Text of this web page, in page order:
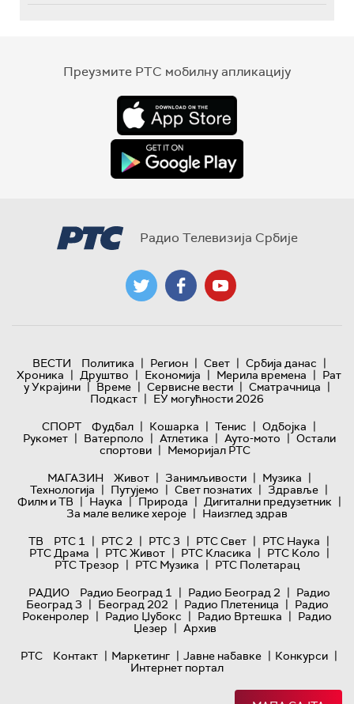
Преузмите РТС мобилну апликацију
Радио Телевизија Србије
ВЕСТИ Политика | Регион | Свет | Србија данас |
Хроника | Друштво | Економија | Мерила времена | Рат
у Украјини | Време | Сервисне вести | Сматрачница |
Подкаст | ЕУ могућности 2026
СПОРТ
Фудбал | Кошарка | Тенис | Одбојка |
Рукомет | Ватерполо | Атлетика | Ауто-мото | Остали
спортови | Меморијал РТС
МАГАЗИН
Живот | Занимљивости | Музика |
Технологијa | Путујемо | Свет познатих | Здравље |
Филм и ТВ | Наука | Природа | Дигитални предузетник |
За мале велике хероје | Наизглед здрав
ТВ
РТС 1 | РТС 2 | РТС 3 | РТС Свет | РТС Наука |
РТС Драма | РТС Живот | РТС Класика | РТС Коло |
РТС Трезор | РТС Музика | РТС Полетарац
РАДИО
Радио Београд 1 | Радио Београд 2 | Радио
Београд 3 | Београд 202 | Радио Плетеница | Радио
Рокенролер | Радио Џубокс | Радио Вртешка | Радио
Џезер | Архив
РТС
Контакт | Маркетинг | Јавне набавке | Конкурси |
Интернет портал